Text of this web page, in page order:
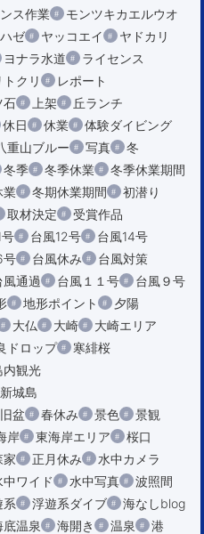
ス作業
モンツキカエルウオ
ゼ ヤッコエイ
ヤドカリ
ヨナラ水道
ライセンス
トクリ
レポート
石 上架
丘ランチ
休日 休業
体験ダイビング
重山ブルー 写真
冬
冬季 冬季休業
冬季休業期間
業 冬期休業期間
初潜り
取材決定
受賞作品
号 台風12号
台風14号
号 台風休み
台風対策
風通過 台風１１号
台風９号
地形ポイント
夕陽
大仏 大崎
大崎エリア
ドロップ
寒緋桜
内観光
新城島
旧盆 春休み 景色
景観
岸 東海岸エリア
桜口
家 正月休み
水中カメラ
中ワイド 水中写真
波照間
系 浮遊系ダイブ
海なしblog
底温泉 海開き 温泉
港